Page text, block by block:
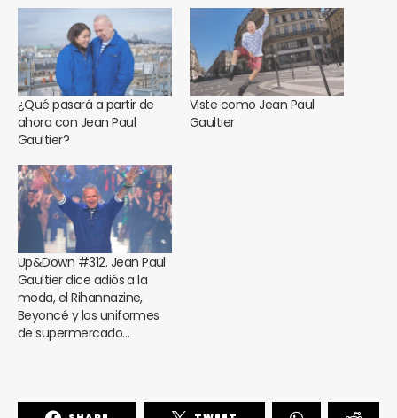
¿Qué pasará a partir de
ahora con Jean Paul
Gaultier?
Viste como Jean Paul
Gaultier
Up&Down #312. Jean Paul
Gaultier dice adiós a la
moda, el Rihannazine,
Beyoncé y los uniformes
de supermercado…